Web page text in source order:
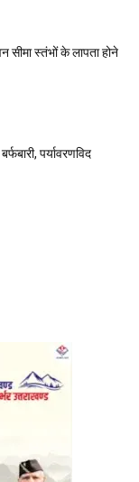
सीमा स्तंभों के लापता होने
पर्यावरणविद